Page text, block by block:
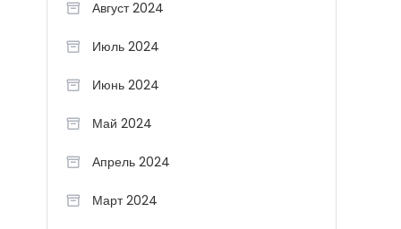
Август 2024
Июль 2024
Июнь 2024
Май 2024
Апрель 2024
Март 2024